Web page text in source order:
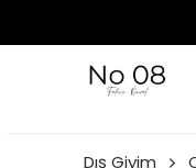
Dış Giyim